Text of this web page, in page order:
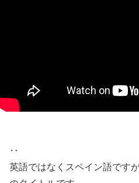
‥
英語ではなくスペイン語です